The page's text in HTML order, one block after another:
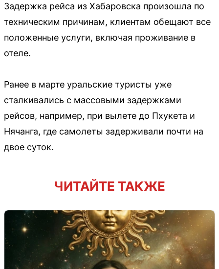
Задержка рейса из Хабаровска произошла по
техническим причинам, клиентам обещают все
положенные услуги, включая проживание в
отеле.
Ранее в марте уральские туристы уже
сталкивались с массовыми задержками
рейсов, например, при вылете до Пхукета и
Нячанга, где самолеты задерживали почти на
двое суток.
ЧИТАЙТЕ ТАКЖЕ